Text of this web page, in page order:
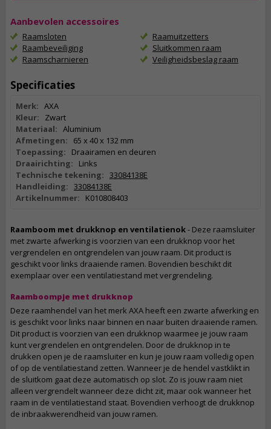
Aanbevolen accessoires
Raamsloten
Raambeveiliging
Raamscharnieren
Raamuitzetters
Sluitkommen raam
Veiligheidsbeslag raam
Specificaties
Merk: AXA
Kleur:
Zwart
Materiaal: Aluminium
Afmetingen:
65 x 40 x 132 mm
Toepassing:
Draairamen en deuren
Draairichting:
Links
Technische tekening: 33084138E
Handleiding: 33084138E
Artikelnummer:
K010808403
Raamboom met drukknop en ventilatienok- Deze raamsluiter
met zwarte afwerking is voorzien van een drukknop voor het
vergrendelen en ontgrendelen van jouw raam. Dit product is
geschikt voor links draaiende ramen. Bovendien beschikt dit
exemplaar over een ventilatiestand met vergrendeling.
Raamboompje met drukknop
Deze raamhendel van het merk AXA heeft een zwarte afwerking en
is geschikt voor links naar binnen en naar buiten draaiende ramen.
Dit product is voorzien van een drukknop waarmee je jouw raam
kunt vergrendelen en ontgrendelen. Door de drukknop in te
drukken open je de raamsluiter en kun je jouw raam volledig open
of op de ventilatiestand zetten. Wanneer je de hendel vastklikt in
de sluitkom gaat deze automatisch op slot. Zo is jouw raam niet
alleen vergrendelt wanneer deze dicht zit, maar ook wanneer het
raam in de ventilatiestand staat. Bovendien verhoogt de drukknop
de inbraakwerendheid van jouw ramen.